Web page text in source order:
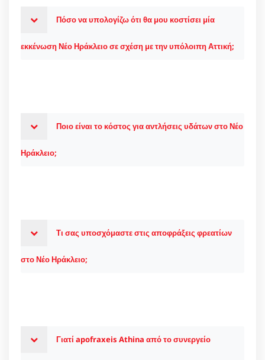
Πόσο να υπολογίζω ότι θα μου κοστίσει μία
εκκένωση Νέο Ηράκλειο σε σχέση με την υπόλοιπη Αττική;
Ποιο είναι το κόστος για αντλήσεις υδάτων στο Νέο
Ηράκλειο;
Τι σας υποσχόμαστε στις αποφράξεις φρεατίων
στο Νέο Ηράκλειο;
Γιατί apofraxeis Athina από το συνεργείο